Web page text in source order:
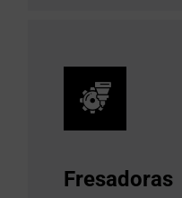
Fresadoras